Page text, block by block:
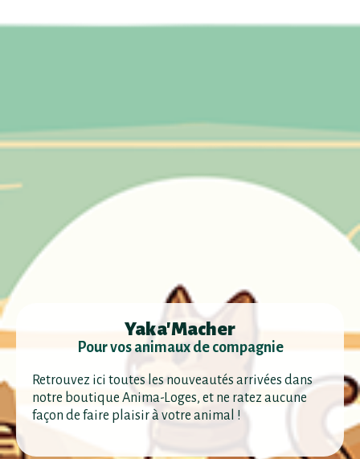
Yaka'Macher
Pour vos animaux de compagnie
Retrouvez ici toutes les nouveautés arrivées dans
notre boutique Anima-Loges, et ne ratez aucune
façon de faire plaisir à votre animal !